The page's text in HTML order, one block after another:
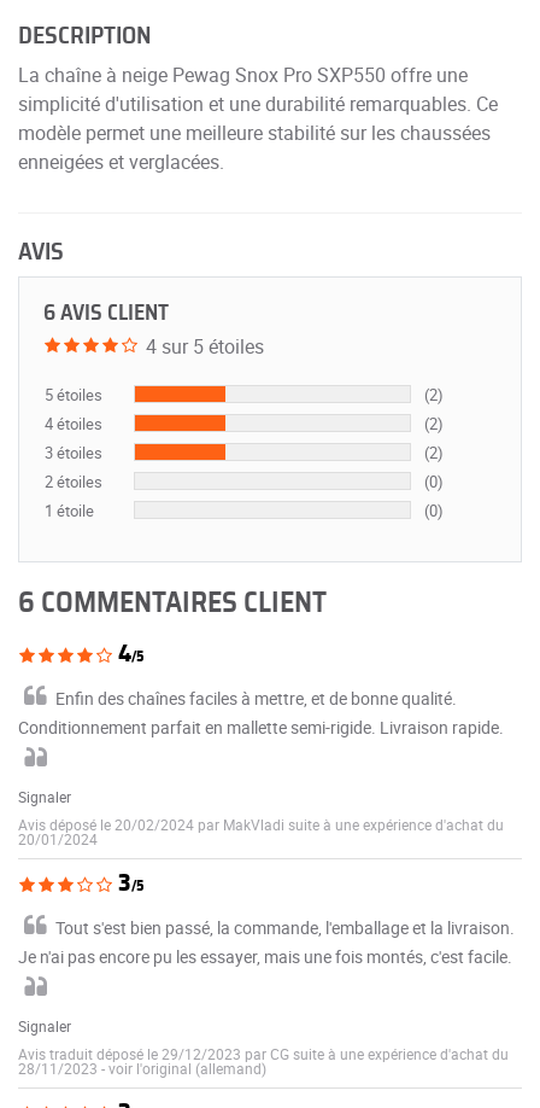
DESCRIPTION
La chaîne à neige Pewag Snox Pro SXP550 offre une
simplicité d'utilisation et une durabilité remarquables. Ce
modèle permet une meilleure stabilité sur les chaussées
enneigées et verglacées.
AVIS
6 AVIS CLIENT
4 sur 5 étoiles
5 étoiles
(2)
4 étoiles
(2)
3 étoiles
(2)
2 étoiles
(0)
1 étoile
(0)
6 COMMENTAIRES CLIENT
4/5
Enfin des chaînes faciles à mettre, et de bonne qualité.
Conditionnement parfait en mallette semi-rigide. Livraison rapide.
Signaler
Avis déposé le 20/02/2024 par MakVladi suite à une expérience d'achat du
20/01/2024
3/5
Tout s'est bien passé, la commande, l'emballage et la livraison.
Je n'ai pas encore pu les essayer, mais une fois montés, c'est facile.
Signaler
Avis traduit déposé le 29/12/2023 par CG suite à une expérience d'achat du
28/11/2023 -voir l'original (allemand)